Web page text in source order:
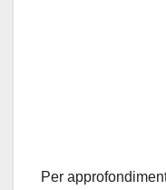
Per